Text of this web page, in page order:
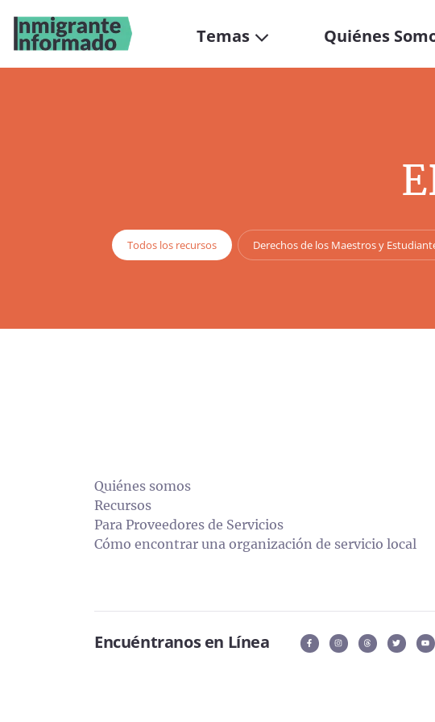
Temas Quiénes
Todos los recursos Derechos de los Maestros y
Quiénes somos
Recursos
Para Proveedores de Servicios
Cómo encontrar una organización de servicio local
Encuéntranos en Línea